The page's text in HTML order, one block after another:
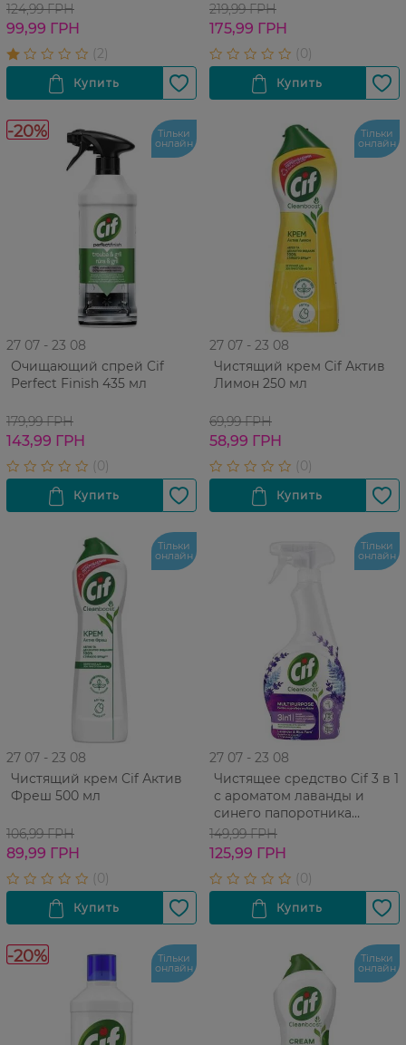
124,99 ГРН
99,99 ГРН
219,99 ГРН
175,99 ГРН
-20% Тільки
онлайн
27 07 - 23 08
Очищающий спрей Cif
Perfect Finish 435 мл
179,99 ГРН
143,99 ГРН
Тільки
онлайн
27 07 - 23 08
Чистящий крем Cif Актив
Лимон 250 мл
69,99 ГРН
58,99 ГРН
Тільки
онлайн
27 07 - 23 08
Чистящий крем Cif Актив
Фреш 500 мл
106,99 ГРН
89,99 ГРН
Тільки
онлайн
27 07 - 23 08
Чистящее средство Cif 3 в 1
с ароматом лаванды и
синего папоротника
Многофункциональное 500
мл
149,99 ГРН
125,99 ГРН
-20% Тільки
онлайн
Тільки
онлайн